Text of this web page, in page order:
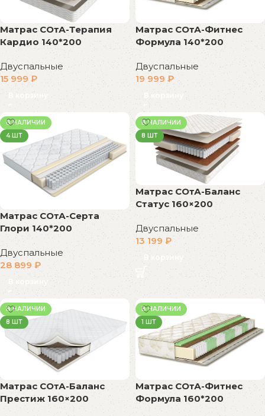
Матрас СОтА-Терапия
Кардио 140*200
Двуспальные
15 999₽
В корзину
Матрас СОтА-Фитнес
Формула 140*200
Двуспальные
19 999 ₽
В корзину
В НАЛИЧИИ
4 ШТ
Матрас СОтА-Серта
Глори 140*200
Двуспальные
28 899₽
В корзину
В НАЛИЧИИ
8 ШТ
Матрас СОтА-Баланс
Статус 160×200
Двуспальные
13 199₽
В корзину
В НАЛИЧИИ
8 ШТ
Матрас СОтА-Баланс
Престиж 160×200
В НАЛИЧИИ
1 ШТ
Матрас СОтА-Фитнес
Формула 160*200